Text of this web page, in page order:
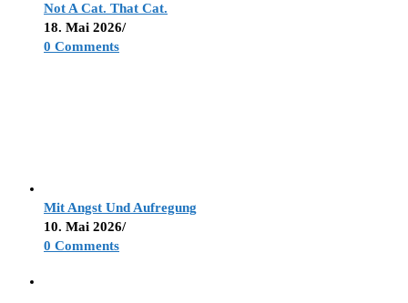
Not A Cat. That Cat.
18. Mai 2026/
0 Comments
Mit Angst Und Aufregung
10. Mai 2026/
0 Comments